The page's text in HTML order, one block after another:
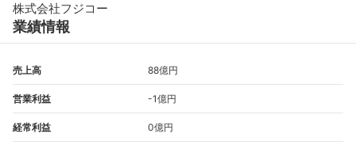
株式会社フジコー
業績情報
売上高 88億円
営業利益 -1億円
経常利益 0億円